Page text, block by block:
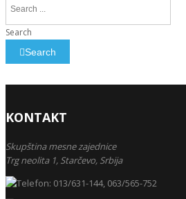
Search
Search
KONTAKT
Skupština mesne zajednice
Trg neolita 1, Starčevo, Srbija
013/631-144, 063/565-752